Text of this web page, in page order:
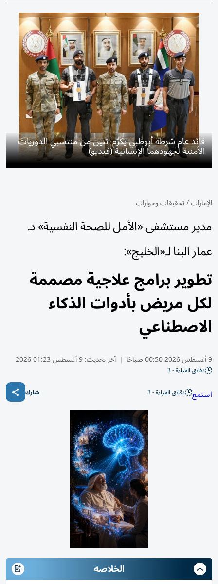
قائد عام شرطة أبوظبي يكرّم اثنين من منتسبي الدوريات
الأمنية لجهودهما الإنسانية (فيديو)
الإمارات/تحقيقات وحوارات
مدير مستشفى «الأمل للصحة النفسية» د.
عمار البنا لـ«الخليج»:
تطوير برامج علاجية مصممة
لكل مريض بأدوات الذكاء
الاصطناعي
9 أغسطس 2026 00:50 صباحًا | آخر تحديث:9 أغسطس 01:23 2026
دقائق القراءة - 3
استمع دقائق القراءة - 3 شارك
الخلاصه